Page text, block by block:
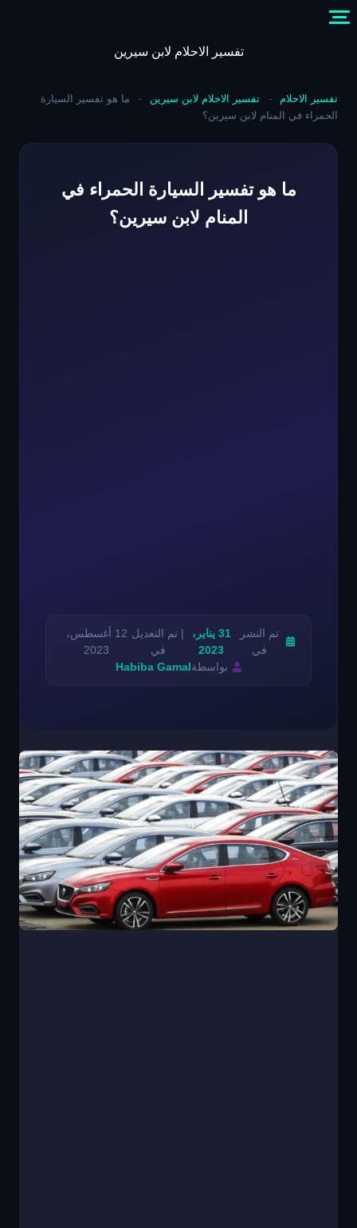
content
تفسير الاحلام لابن سيرين
تفسير الاحلام - تفسير الاحلام لابن سيرين -
ما هو تفسير السيارة
الحمراء في المنام لابن سيرين؟
ما هو تفسير السيارة الحمراء في
المنام لابن سيرين؟
تم النشر
في
31 يناير،
2023
| تم التعديل
في
12 أغسطس،
2023
بواسطة Habiba Gamal